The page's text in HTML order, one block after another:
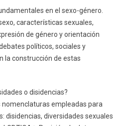
en el sexo-género.
características sexuales,
de género y orientación
políticos, sociales y
la construcción de estas
o disidencias?
empleadas para
disidencias, diversidades sexuales